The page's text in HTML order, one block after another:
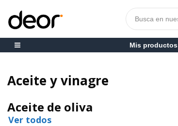
Mis productos
Aceite y vinagre
Aceite de oliva
Ver todos